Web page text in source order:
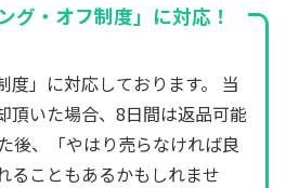
グ・オフ制度」に対応！
度」に対応しております。 当
頂いた場合、8日間は返品可能
後、「やはり売らなければ良
ることもあるかもしれませ